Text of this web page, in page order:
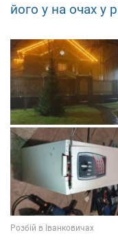
його у на очах у